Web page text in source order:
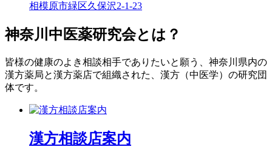
相模原市緑区久保沢2-1-23
神奈川中医薬研究会とは？
皆様の健康のよき相談相手でありたいと願う、神奈川県内の
漢方薬局と漢方薬店で組織された、漢方（中医学）の研究団
体です。
漢方相談店案内